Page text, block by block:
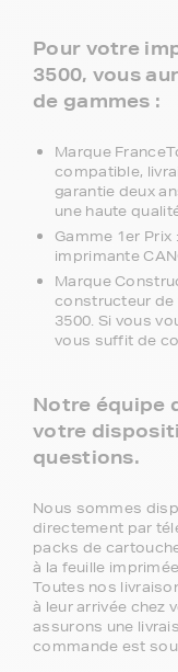
Pour votre
3500, vous
de gammes :
Marque
compatible,
garantie deux
une haute
Gamme 1er
imprimante
Marque
constructeur de
3500. Si vous
vous suffit de
Notre équipe
votre
questions.
Nous sommes
directement par
packs de
à la feuille
Toutes nos
à leur arrivée chez
assurons une
commande est